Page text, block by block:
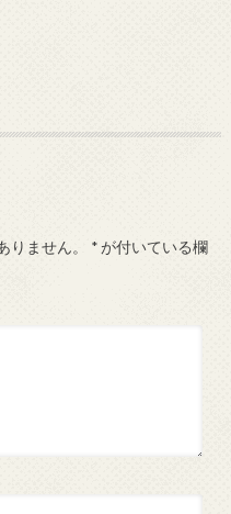
りません。 *が付いている欄